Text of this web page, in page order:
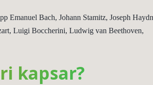
Emanuel Bach, Johann Stamitz, Joseph
Luigi Boccherini, Ludwig van Beethoven,
kapsar?